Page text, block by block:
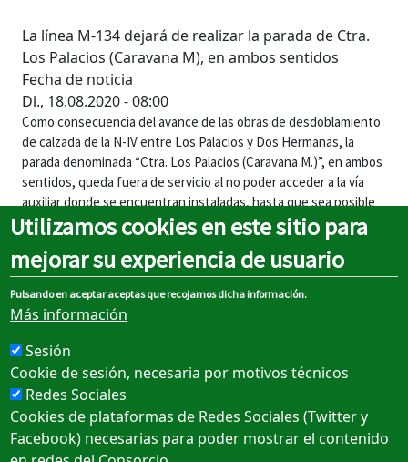
La línea M-134 dejará de realizar la parada de Ctra.
Los Palacios (Caravana M), en ambos sentidos
Fecha de noticia
Di., 18.08.2020 - 08:00
Como consecuencia del avance de las obras de desdoblamiento
de calzada de la N-IV entre Los Palacios y Dos Hermanas, la
parada denominada “Ctra. Los Palacios (Caravana M.)”, en ambos
sentidos, queda fuera de servicio al no poder acceder a la vía
auxiliar donde se encuentran instaladas, hasta que sea posible
acceder a las mismas.
Parada fuera de servicio: Ctra. Los Palacios (Caravana M.), en
ambos sentidos
Etiquetas
Sobre el portal
Utilizamos cookies en este sitio para
mejorar su experiencia de usuario
Pulsando en aceptar aceptas que recojamos dicha información.
Más información
Sesión
Cookie de sesión, necesaria por motivos técnicos
Redes Sociales
Cookies de plataformas de Redes Sociales (Twitter y
Facebook) necesarias para poder mostrar el contenido